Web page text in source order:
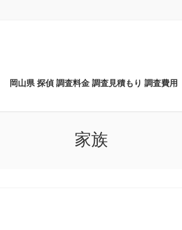
岡山県 探偵 調査料金 調査見積もり 調査費用
家族